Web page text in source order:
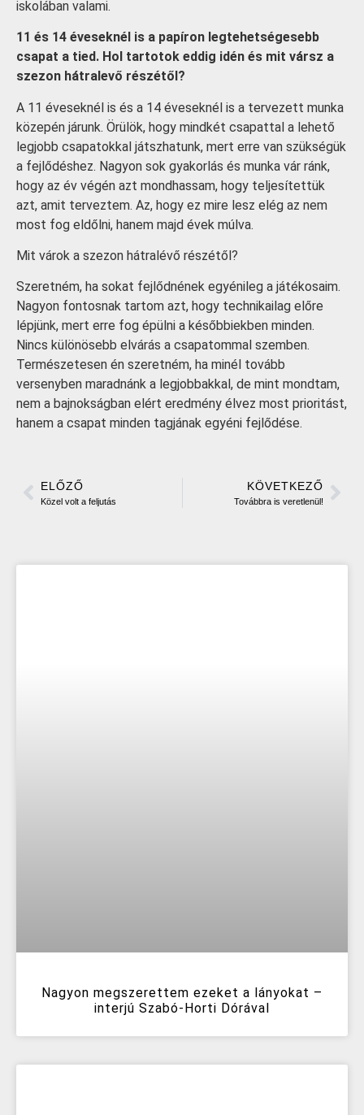
iskolában valami.
11 és 14 éveseknél is a papíron legtehetségesebb
csapat a tied. Hol tartotok eddig idén és mit vársz a
szezon hátralevő részétől?
A 11 éveseknél is és a 14 éveseknél is a tervezett munka
közepén járunk. Örülök, hogy mindkét csapattal a lehető
legjobb csapatokkal játszhatunk, mert erre van szükségük
a fejlődéshez. Nagyon sok gyakorlás és munka vár ránk,
hogy az év végén azt mondhassam, hogy teljesítettük
azt, amit terveztem. Az, hogy ez mire lesz elég az nem
most fog eldőlni, hanem majd évek múlva.
Mit várok a szezon hátralévő részétől?
Szeretném, ha sokat fejlődnének egyénileg a játékosaim.
Nagyon fontosnak tartom azt, hogy technikailag előre
lépjünk, mert erre fog épülni a későbbiekben minden.
Nincs különösebb elvárás a csapatommal szemben.
Természetesen én szeretném, ha minél tovább
versenyben maradnánk a legjobbakkal, de mint mondtam,
nem a bajnokságban elért eredmény élvez most prioritást,
hanem a csapat minden tagjának egyéni fejlődése.
ELŐZŐ
Közel volt a feljutás
KÖVETKEZŐ
Továbbra is veretlenül!
Nagyon megszerettem ezeket a lányokat –
interjú Szabó-Horti Dórával